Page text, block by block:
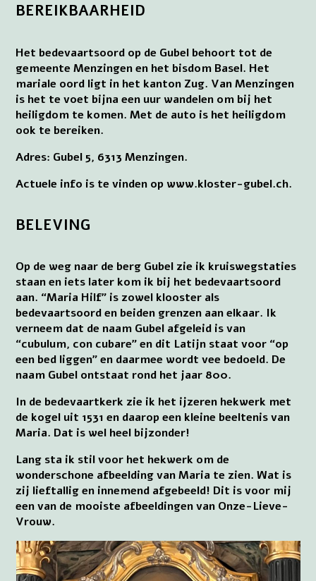
BEREIKBAARHEID
Het bedevaartsoord op de Gubel behoort tot de
gemeente Menzingen en het bisdom Basel. Het
mariale oord ligt in het kanton Zug. Van Menzingen
is het te voet bijna een uur wandelen om bij het
heiligdom te komen. Met de auto is het heiligdom
ook te bereiken.
Adres: Gubel 5, 6313 Menzingen.
Actuele info is te vinden op www.kloster-gubel.ch.
BELEVING
Op de weg naar de berg Gubel zie ik kruiswegstaties
staan en iets later kom ik bij het bedevaartsoord
aan. “Maria Hilf” is zowel klooster als
bedevaartsoord en beiden grenzen aan elkaar. Ik
verneem dat de naam Gubel afgeleid is van
“cubulum, con cubare” en dit Latijn staat voor “op
een bed liggen” en daarmee wordt vee bedoeld. De
naam Gubel ontstaat rond het jaar 800.
In de bedevaartkerk zie ik het ijzeren hekwerk met
de kogel uit 1531 en daarop een kleine beeltenis van
Maria. Dat is wel heel bijzonder!
Lang sta ik stil voor het hekwerk om de
wonderschone afbeelding van Maria te zien. Wat is
zij lieftallig en innemend afgebeeld! Dit is voor mij
een van de mooiste afbeeldingen van Onze-Lieve-
Vrouw.